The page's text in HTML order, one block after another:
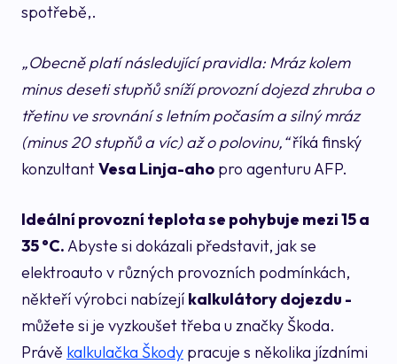
spotřebě,.
„Obecně platí následující pravidla: Mráz kolem
minus deseti stupňů sníží provozní dojezd zhruba o
třetinu ve srovnání s letním počasím a silný mráz
(minus 20 stupňů a víc) až o polovinu,“říká finský
konzultantVesa Linja-aho pro agenturu AFP.
Ideální provozní teplota se pohybuje mezi 15 a
35 °C.Abyste si dokázali představit, jak se
elektroauto v různých provozních podmínkách,
někteří výrobci nabízejí kalkulátory dojezdu -
můžete si je vyzkoušet třeba u značky Škoda.
Právě kalkulačka Škody pracuje s několika jízdními